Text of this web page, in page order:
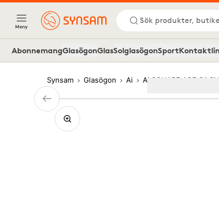
Meny
Sök produkter,
AbonnemangGlasögonGlasSolglasögonSport
Synsam Glasögon Ai Ai SQUARE ACE O1